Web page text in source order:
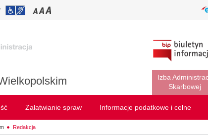
Izba
Skarbowej
Załatwianie spraw Informacje podatkowe i celne
Redakcja